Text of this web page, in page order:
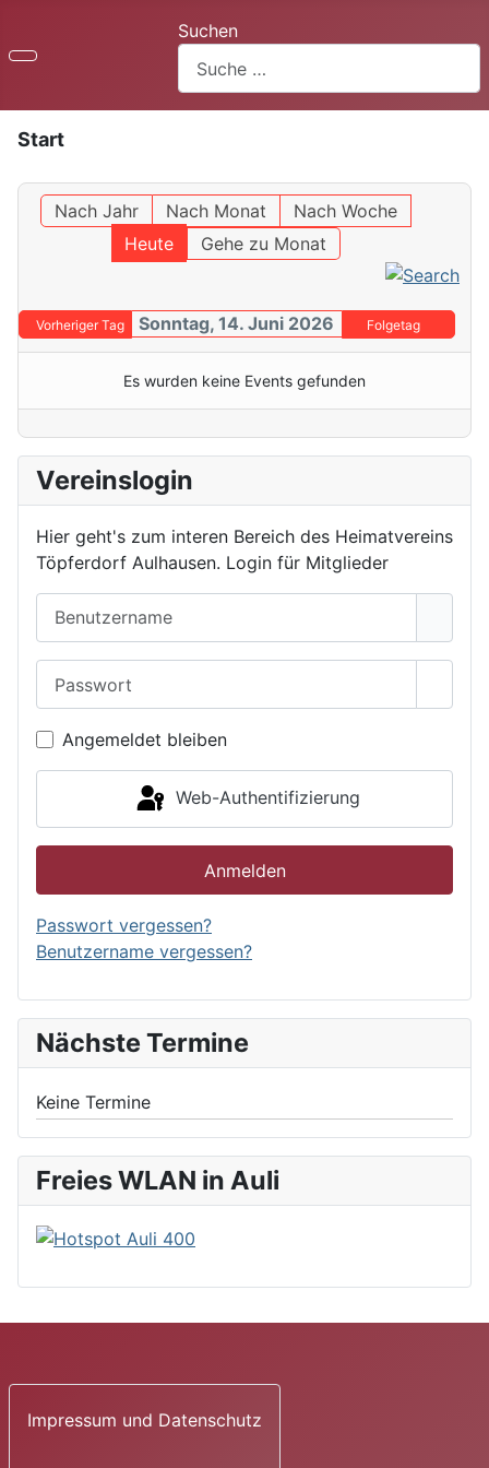
Suchen
Start
Nach Jahr Nach Monat
Nach Woche
Heute
Gehe zu Monat
Vorheriger Tag Sonntag, 14. Juni 2026 Folgetag
Es wurden keine Events gefunden
Vereinslogin
Hier geht's zum interen Bereich des Heimatvereins
Töpferdorf Aulhausen. Login für Mitglieder
Angemeldet bleiben
Web-Authentifizierung
Anmelden
Passwort vergessen?
Benutzername vergessen?
Nächste Termine
Keine Termine
Freies WLAN in Auli
Impressum und Datenschutz